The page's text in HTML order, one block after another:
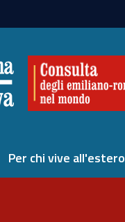
Per chi vive all'estero